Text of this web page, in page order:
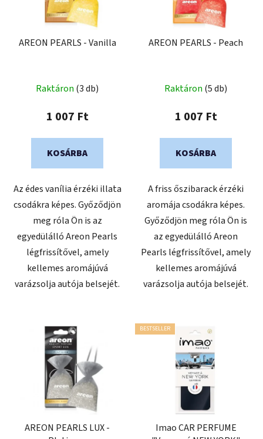
AREON PEARLS - Vanilla
Raktáron (3 db)
1 007 Ft
KOSÁRBA
Az édes vanília érzéki illata
csodákra képes. Győződjön
meg róla Ön is az
egyedülálló Areon Pearls
légfrissítővel, amely
kellemes aromájúvá
varázsolja autója belsejét.
AREON PEARLS - Peach
Raktáron (5 db)
1 007 Ft
KOSÁRBA
A friss őszibarack érzéki
aromája csodákra képes.
Győződjön meg róla Ön is
az egyedülálló Areon
Pearls légfrissítővel, amely
kellemes aromájúvá
varázsolja autója belsejét.
AREON PEARLS LUX -
BESTSELLER
Imao CAR PERFUME